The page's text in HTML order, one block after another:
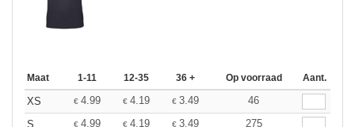
Maat 1-11 12-35 36 + Op voorraad Aant.
XS € 4.99 € 4.19 € 3.49
46
S
€ 4.99 € 4.19 € 3.49
275